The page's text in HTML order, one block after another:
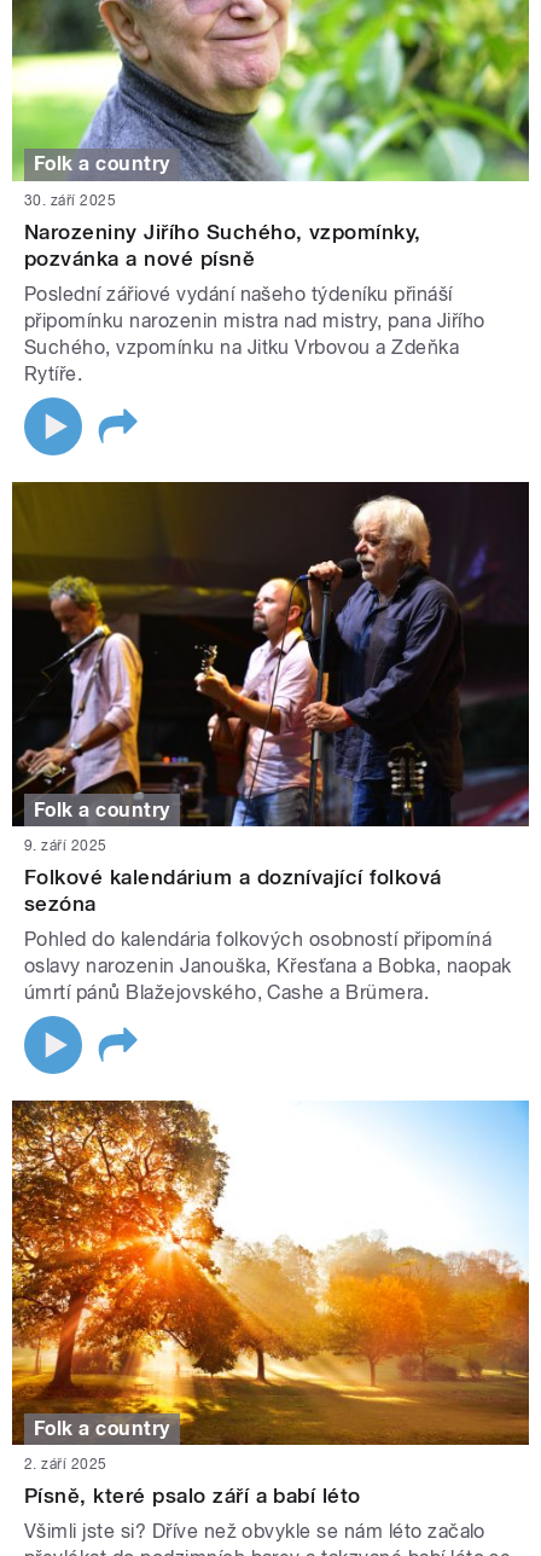
Folk a country
30. září 2025
Narozeniny Jiřího Suchého, vzpomínky,
pozvánka a nové písně
Poslední zářiové vydání našeho týdeníku přináší
připomínku narozenin mistra nad mistry, pana Jiřího
Suchého, vzpomínku na Jitku Vrbovou a Zdeňka
Rytíře.
Folk a country
9. září 2025
Folkové kalendárium a doznívající folková
sezóna
Pohled do kalendária folkových osobností připomíná
oslavy narozenin Janouška, Křesťana a Bobka, naopak
úmrtí pánů Blažejovského, Cashe a Brümera.
Folk a country
2. září 2025
Písně, které psalo září a babí léto
Všimli jste si? Dříve než obvykle se nám léto začalo